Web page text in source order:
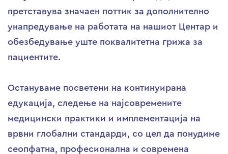
претставува значаен поттик за дополнително
унапредување на работата на нашиот Центар и
обезбедување уште поквалитетна грижа за
пациентите.
Остануваме посветени на континуирана
едукација, следење на најсовремените
медицински практики и имплементација на
врвни глобални стандарди, со цел да понудиме
сеопфатна, професионална и современа